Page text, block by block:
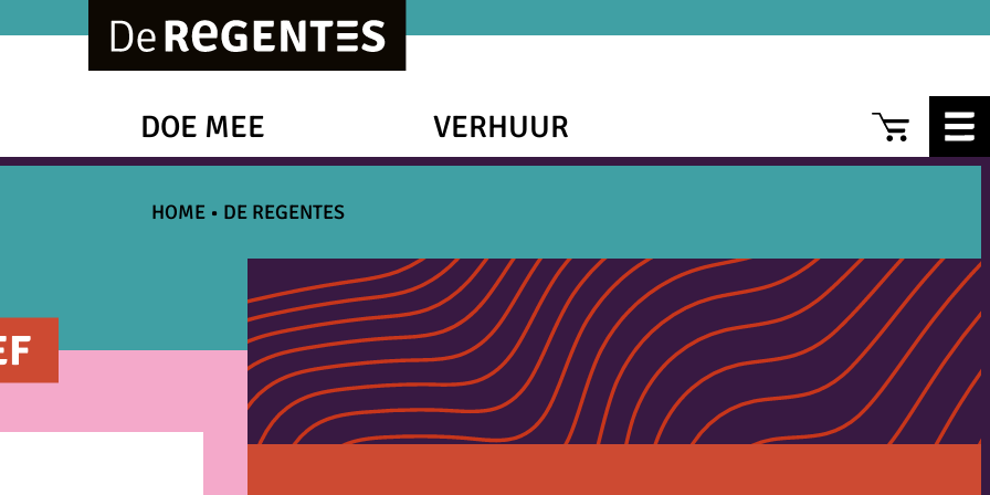
DOE MEE VERHUUR
HOME• DE REGENTES